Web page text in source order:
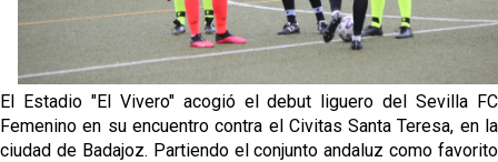
Oso es el siguiente en la lista para salir
El Estadio "El Vivero" acogió el debut liguero del Sevilla FC
Femenino en su encuentro contra el Civitas Santa Teresa, en la
ciudad de Badajoz. Partiendo el conjunto andaluz como favorito